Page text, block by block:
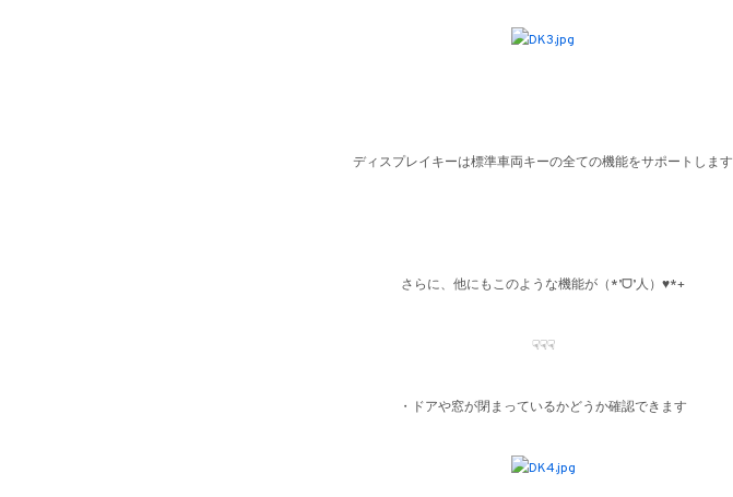
ディスプレイキーは標準車両キーの全ての機能をサポートします
さらに、他にもこのような機能が （*’ᗜ’人）♥*+
☟☟☟
・ドアや窓が閉まっているかどうか確認できます